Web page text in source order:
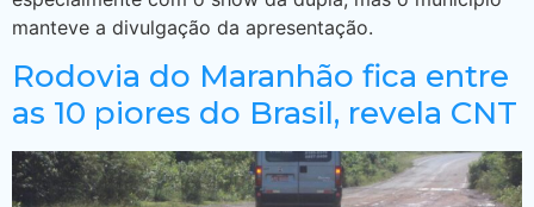
manteve a divulgação da apresentação.
Rodovia do Maranhão fica entre
as 10 piores do Brasil, revela CNT